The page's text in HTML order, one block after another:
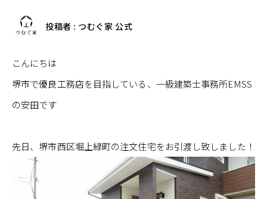
投稿者 : つむぐ家 公式
こんにちは
堺市で優良工務店を目指している、一級建築士事務所EMSS
の安田です
先日、堺市西区堀上緑町の注文住宅をお引渡し致しました！